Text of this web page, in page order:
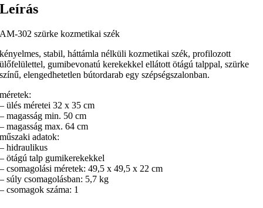
Leírás
AM-302 szürke kozmetikai szék
kényelmes, stabil, háttámla nélküli kozmetikai szék, profilozott
ülőfelülettel, gumibevonatú kerekekkel ellátott ötágú talppal, szürke
színű, elengedhetetlen bútordarab egy szépségszalonban.
méretek:
– ülés méretei 32 x 35 cm
– magasság min. 50 cm
– magasság max. 64 cm
műszaki adatok:
– hidraulikus
– ötágú talp gumikerekekkel
– csomagolási méretek: 49,5 x 49,5 x 22 cm
– súly csomagolásban: 5,7 kg
– csomagok száma: 1